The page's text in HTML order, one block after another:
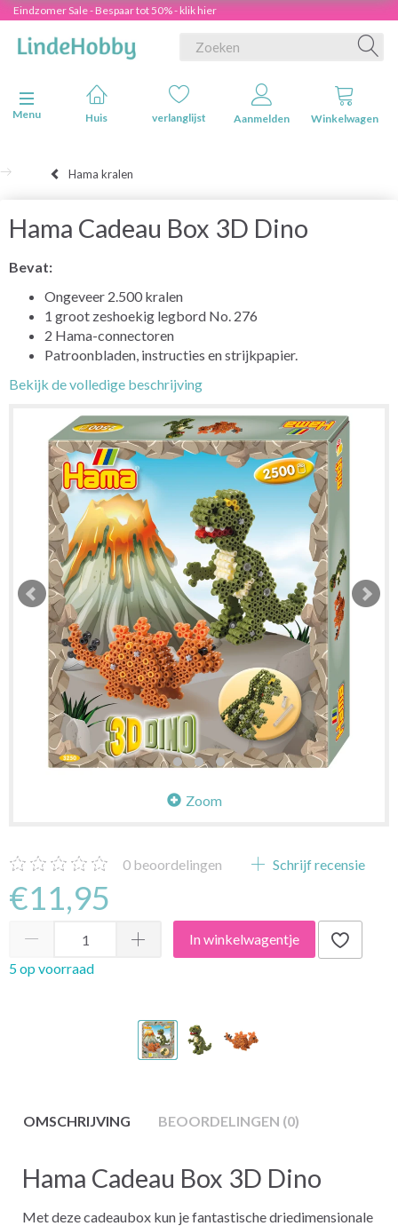
Eindzomer Sale - Bespaar tot 50% - klik hier
Navigatie in-/uitschakelen
Menu
Huis verlanglijst Aanmelden Winkelwagen
Hama kralen
Hama Cadeau Box 3D Dino
Bevat:
Ongeveer 2.500 kralen
1 groot zeshoekig legbord No. 276
2 Hama-connectoren
Patroonbladen, instructies en strijkpapier.
Bekijk de volledige beschrijving
Zoom
0 beoordelingen Schrijf recensie
€11,95
In winkelwagentje
5 op voorraad
OMSCHRIJVING BEOORDELINGEN (0)
Hama Cadeau Box 3D Dino
Met deze cadeaubox kun je fantastische driedimensionale